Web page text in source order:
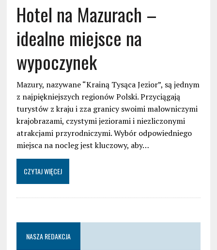
Hotel na Mazurach –
idealne miejsce na
wypoczynek
Mazury, nazywane “Krainą Tysąca Jezior”, są jednym
z najpiękniejszych regionów Polski. Przyciągają
turystów z kraju i zza granicy swoimi malowniczymi
krajobrazami, czystymi jeziorami i niezliczonymi
atrakcjami przyrodniczymi. Wybór odpowiedniego
miejsca na nocleg jest kluczowy, aby…
CZYTAJ WIĘCEJ
NASZA REDAKCJA